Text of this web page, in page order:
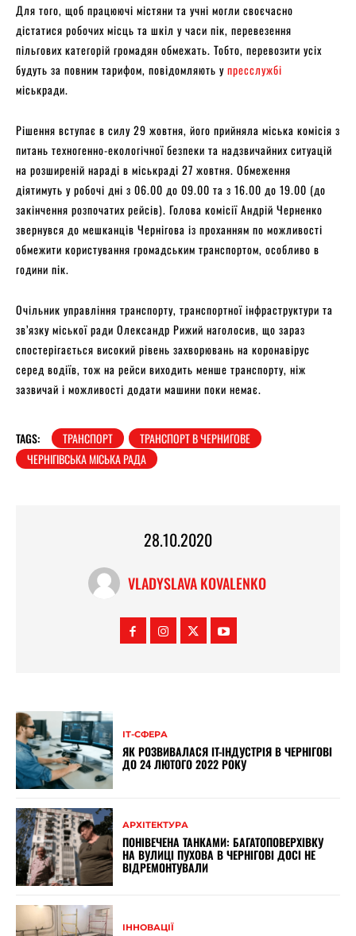
Для того, щоб працюючі містяни та учні могли своєчасно
дістатися робочих місць та шкіл у часи пік, перевезення
пільгових категорій громадян обмежать. Тобто, перевозити усіх
будуть за повним тарифом, повідомляють упресслужбі
міськради.
Рішення вступає в силу 29 жовтня, його прийняла міська комісія з
питань техногенно-екологічної безпеки та надзвичайних ситуацій
на розширеній нараді в міськраді 27 жовтня. Обмеження
діятимуть у робочі дні з 06.00 до 09.00 та з 16.00 до 19.00 (до
закінчення розпочатих рейсів). Голова комісії Андрій Черненко
звернувся до мешканців Чернігова із проханням по можливості
обмежити користування громадським транспортом, особливо в
години пік.
Очільник управління транспорту, транспортної інфраструктури та
зв’язку міської ради Олександр Рижий наголосив, що зараз
спостерігається високий рівень захворювань на коронавірус
серед водіїв, тож на рейси виходить менше транспорту, ніж
зазвичай і можливості додати машини поки немає.
TAGS: ТРАНСПОРТ
ТРАНСПОРТ В ЧЕРНИГОВЕ
ЧЕРНІГІВСЬКА МІСЬКА РАДА
28.10.2020
VLADYSLAVA KOVALENKO
ІТ-СФЕРА
ЯК РОЗВИВАЛАСЯ IT-ІНДУСТРІЯ В ЧЕРНІГОВІ
ДО 24 ЛЮТОГО 2022 РОКУ
АРХІТЕКТУРА
ПОНІВЕЧЕНА ТАНКАМИ: БАГАТОПОВЕРХІВКУ
НА ВУЛИЦІ ПУХОВА В ЧЕРНІГОВІ ДОСІ НЕ
ВІДРЕМОНТУВАЛИ
ІННОВАЦІЇ